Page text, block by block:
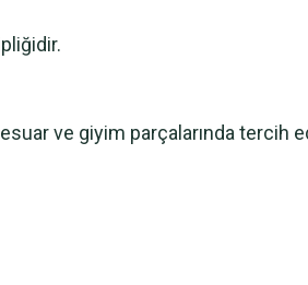
ve giyim parçalarında tercih